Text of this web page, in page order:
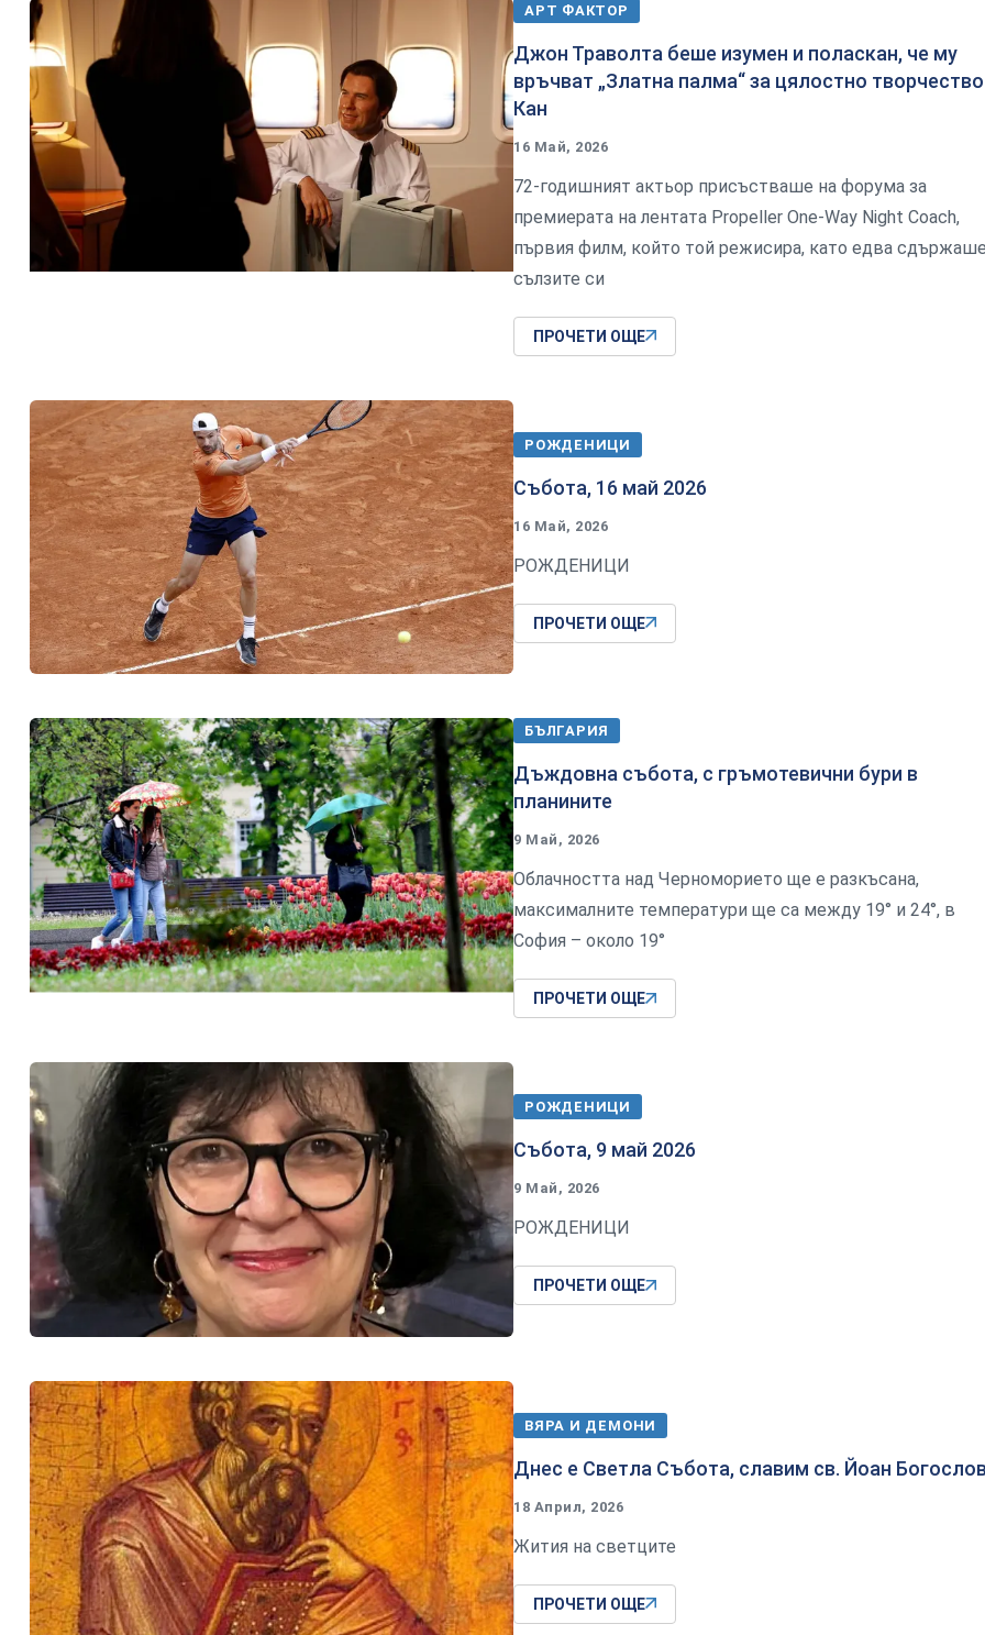
АРТ ФАКТОР
Джон Траволта беше изумен и поласкан, че му
връчват „Златна палма“ за цялостно
Кан
16 Май, 2026
72-годишният актьор присъстваше на форума за
премиерата на лентата Propeller One-Way Night Coach,
първия филм, който той режисира, като едва
сълзите си
ПРОЧЕТИ ОЩЕ
РОЖДЕНИЦИ
Събота, 16 май 2026
16 Май, 2026
РОЖДЕНИЦИ
ПРОЧЕТИ ОЩЕ
БЪЛГАРИЯ
Дъждовна събота, с гръмотевични бури в
планините
9 Май, 2026
Облачността над Черноморието ще е разкъсана,
максималните температури ще са между 19° и 24°, в
София – около 19°
ПРОЧЕТИ ОЩЕ
РОЖДЕНИЦИ
Събота, 9 май 2026
9 Май, 2026
РОЖДЕНИЦИ
ПРОЧЕТИ ОЩЕ
ВЯРА И ДЕМОНИ
Днес е Светла Събота, славим св. Йоан
18 Април, 2026
Жития на светците
ПРОЧЕТИ ОЩЕ